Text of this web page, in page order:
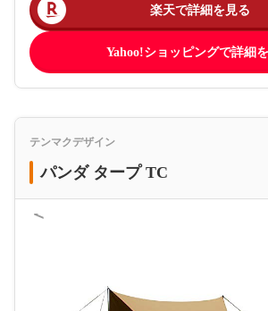
楽天で詳細を見る
Yahoo!ショッピングで詳細
テンマクデザイン
パンダ タープ TC
＜